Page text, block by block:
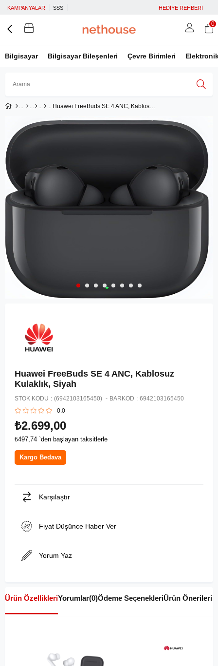
KAMPANYALAR SSS HEDİYE REHBERİ
Bilgisayar Bilgisayar Bileşenleri Çevre Birimleri
Facebook İle Bağlan
0
Huawei FreeBuds SE 4 ANC, Kablosuz Kulaklık, Siyah
Huawei FreeBuds SE 4 ANC, Kablosuz
Kulaklık, Siyah
STOK KODU (6942103165450) BARKOD : 6942103165450
0.0
₺2.699,00
₺497,74 `den başlayan taksitlerle
Kargo Bedava
Karşılaştır
Fiyat Düşünce Haber Ver
Yorum Yaz
Ürün ÖzellikleriYorumlar(0)Ödeme SeçenekleriÜrün Önerileri